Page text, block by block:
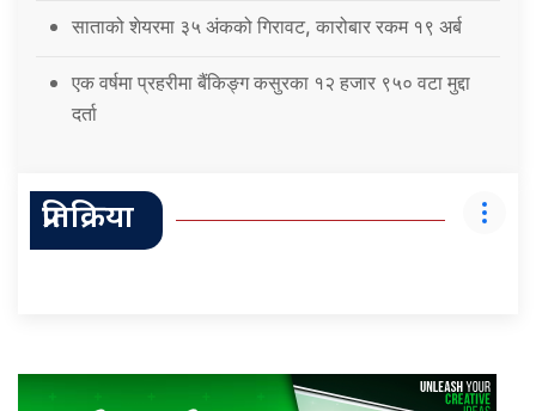
साताको शेयरमा ३५ अंकको गिरावट, कारोबार रकम १९ अर्ब
एक वर्षमा प्रहरीमा बैंकिङ्ग कसुरका १२ हजार ९५० वटा मुद्दा
दर्ता
प्रतिक्रिया